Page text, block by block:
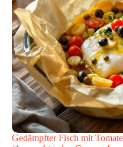
Gedämpfter Fisch mit